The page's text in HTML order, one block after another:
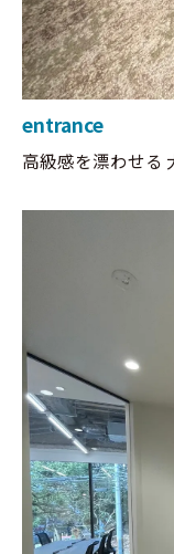
entrance
高級感を漂わせる